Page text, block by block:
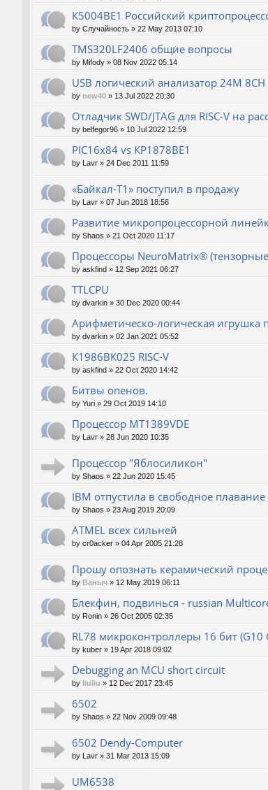
К5004ВЕ1 Российский
by Случайность » 22 May 2013 07:10
TMS320LF2406 общие вопросы
by Mifody » 08 Nov 2022 05:14
USB логический анализатор 24M
by new40 » 13 Jul 2022 20:30
Отладчик SWD/JTAG для RISC-V на
by belfegor96 » 10 Jul 2022 12:59
PIC16x84 vs КР1878ВЕ1
by Lavr » 24 Dec 2011 11:59
«Байкал-T1» поступил в продажу
by Lavr » 07 Jun 2018 18:56
Развитие микропроцессорной
by Shaos » 21 Oct 2020 11:17
Процессоры NeuroMatrix®
by askfind » 12 Sep 2021 06:27
TTLCPU
by dvarkin » 30 Dec 2020 00:44
Арифметическо-логическая игрушка
by dvarkin » 02 Jan 2021 05:52
К1986ВК025 RISC-V
by askfind » 22 Oct 2020 14:42
Битвы опенов.
by Yuri » 29 Oct 2019 14:10
Процессор MT1389VDE
by Lavr » 28 Jun 2020 10:35
Процессор "Яблосиликон"
by Shaos » 22 Jun 2020 15:45
IBM отпустила в свободное плавание
by Shaos » 23 Aug 2019 20:09
ATMEL всех сильней
by cr0acker » 04 Apr 2005 21:28
Прошу опознать керамический
by Ваныч » 12 May 2019 06:11
Блекфин, подвинься - russian
by Ronin » 26 Oct 2005 02:35
RL78 микроконтроллеры 16 бит (G10
by kuber » 19 Apr 2018 09:02
Debugging an MCU short circuit
by liuliu » 12 Dec 2017 23:45
6502
by Shaos » 22 Nov 2009 09:48
6502 Dendy-Computer
by Lavr » 31 Mar 2013 15:09
UM6538